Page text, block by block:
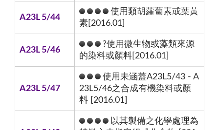
A23L 5/44
使用類胡蘿蔔素或葉黃
素[2016.01]
A23L 5/46
?使用微生物或藻類來源
的染料或顏料[2016.01]
A23L 5/47
使用未涵蓋A23L5/43 - A
23L5/46之合成有機染料或顏
料 [2016.01]
以其製備之化學處理為